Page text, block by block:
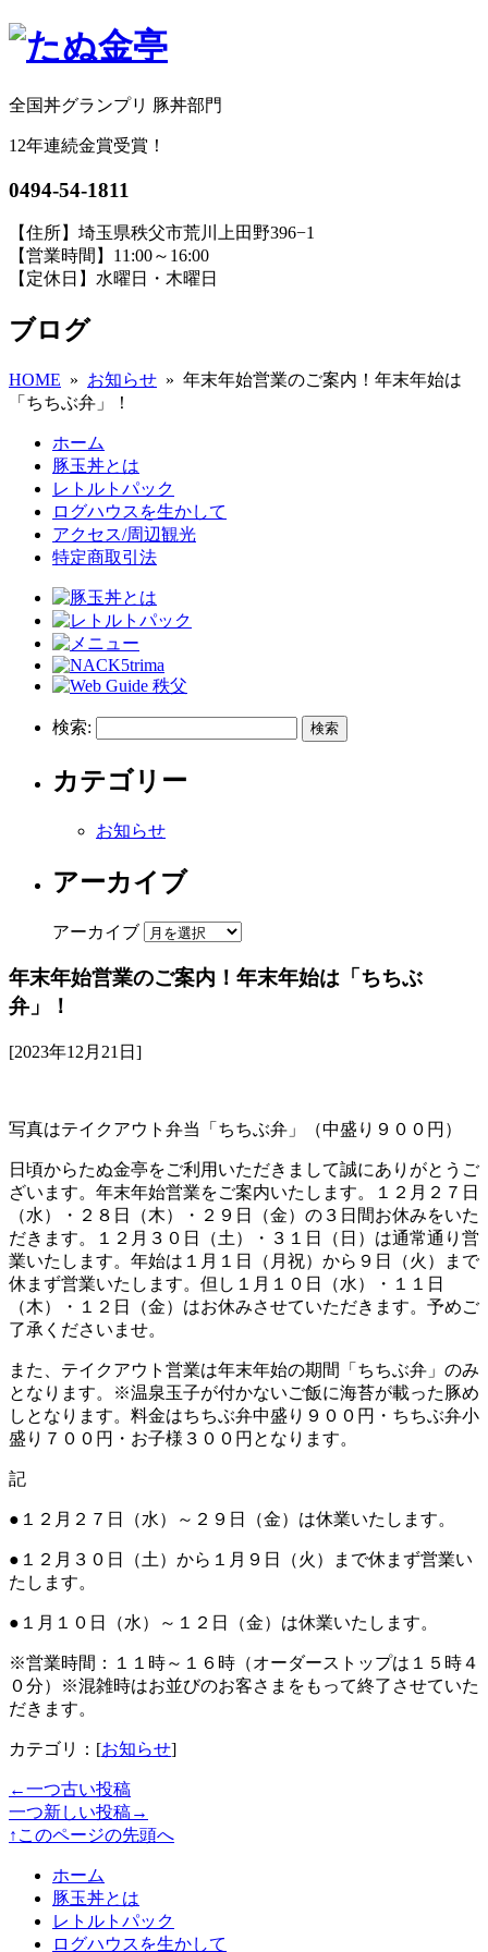
全国丼グランプリ 豚丼部門
12年連続金賞受賞！
0494-54-1811
【住所】埼玉県秩父市荒川上田野396−1
【営業時間】11:00～16:00
【定休日】水曜日・木曜日
ブログ
HOME » お知らせ » 年末年始営業のご案内！年末年始は
「ちちぶ弁」！
ホーム
豚玉丼とは
レトルトパック
ログハウスを生かして
アクセス/周辺観光
特定商取引法
検索:
カテゴリー
お知らせ
アーカイブ
アーカイブ
年末年始営業のご案内！年末年始は「ちちぶ
弁」！
[2023年12月21日]
写真はテイクアウト弁当「ちちぶ弁」（中盛り９００円）
日頃からたぬ金亭をご利用いただきまして誠にありがとうご
ざいます。年末年始営業をご案内いたします。１２月２７日
（水）・２８日（木）・２９日（金）の３日間お休みをいた
だきます。１２月３０日（土）・３１日（日）は通常通り営
業いたします。年始は１月１日（月祝）から９日（火）まで
休まず営業いたします。但し１月１０日（水）・１１日
（木）・１２日（金）はお休みさせていただきます。予めご
了承くださいませ。
また、テイクアウト営業は年末年始の期間「ちちぶ弁」のみ
となります。※温泉玉子が付かないご飯に海苔が載った豚め
しとなります。料金はちちぶ弁中盛り９００円・ちちぶ弁小
盛り７００円・お子様３００円となります。
記
●１２月２７日（水）～２９日（金）は休業いたします。
●１２月３０日（土）から１月９日（火）まで休まず営業い
たします。
●１月１０日（水）～１２日（金）は休業いたします。
※営業時間：１１時～１６時（オーダーストップは１５時４
０分）※混雑時はお並びのお客さまをもって終了させていた
だきます。
カテゴリ：[お知らせ]
←一つ古い投稿
一つ新しい投稿→
↑このページの先頭へ
ホーム
豚玉丼とは
レトルトパック
ログハウスを生かして